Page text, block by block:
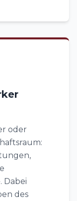
oder
Dabei
des